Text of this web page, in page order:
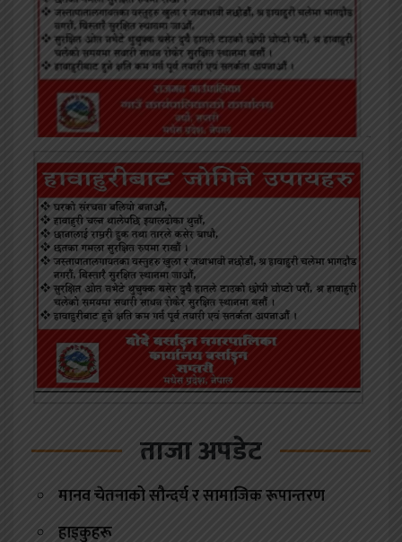
ताजा अपडेट
मानव चेतनाको सौन्दर्य र सामाजिक रूपान्तरण
हाइकुहरू